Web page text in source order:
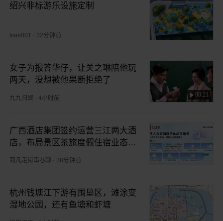
绍兴非标游乐设施定制
liaie001 32分钟前
女子为报答华仔，让关之琳陪他玩
两天，没想被他果断拒绝了
00:21
九九归娱 4小时前
广西酒店集团签约运营三江两大酒
店，布局景区茶旅度假住宿业态｜
莉凡走街串巷聊 38分钟前
杭州钱塘江下游有围垦区，滩涂变
湿地公园，还有鱼塘和虾塘